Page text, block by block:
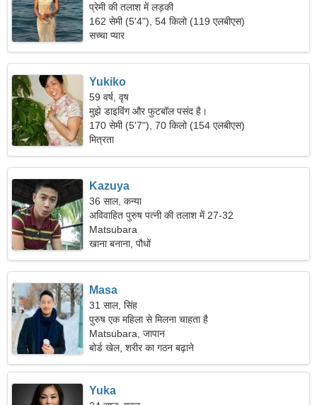
प्रेमी की तलाश में लड़की
162 सेमी (5'4"), 54 किलो (119 एलबीएस)
सच्चा प्यार
Yukiko
59 वर्ष, वृष
मुझे डाइविंग और फुटबॉल पसंद है।
170 सेमी (5'7"), 70 किलो (154 एलबीएस)
मित्रता
Kazuya
36 साल, कन्या
अविवाहित पुरुष पत्नी की तलाश में 27-32
Matsubara
खाना बनाना, पौधों
Masa
31 साल, सिंह
पुरुष एक महिला से मिलना चाहता है
Matsubara, जापान
बोर्ड खेल, शरीर का गठन बढ़ाने
Yuka